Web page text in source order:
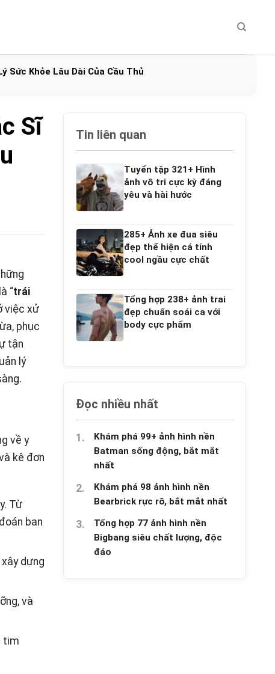
Sức Khỏe Lâu Dài Của Cầu Thủ
Sĩ
“trái
việc xử
phục
tận
lý
về y
kê đơn
Từ
ban
dựng
và
tim
Tin liên quan
Tuyển tập 321+ Hình
ảnh vô tri cực kỳ đáng
yêu và hài hước
285+ Ảnh xe đua siêu
đẹp thể hiện cá tính
cool ngầu cực chất
Tổng hợp 238+ ảnh trai
đẹp chuẩn soái ca với
body cực phẩm
Đọc nhiều nhất
Khám phá 99+ ảnh hình nền
Batman sống động, bắt mắt
nhất
Khám phá 98 ảnh hình nền
Bearbrick rực rỡ, bắt mắt nhất
Tổng hợp 77 ảnh hình nền
Bigbang siêu chất lượng, độc
đáo